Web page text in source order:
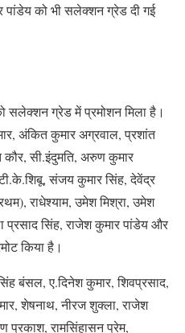
को भी सलेक्शन ग्रेड दी गई
ग्रेड में प्रमोशन मिला है।
अंकित कुमार अग्रवाल, प्रशांत
कौर, सी.इंदुमति, अरुण कुमार
संजय कुमार सिंह, देवेंद्र
राधेश्याम, उमेश मिश्रा, उमेश
प्रसाद सिंह, राजेश कुमार पांडेय और
किया है।
बंसल, ए.दिनेश कुमार, शिवप्रसाद,
शेषनाथ, नीरज शुक्ला, राजेश
प्रकाश, रामसिंहासन प्रेम,